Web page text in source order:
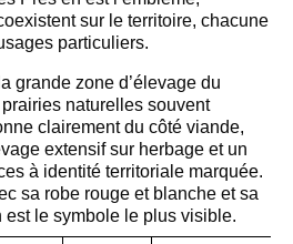
sur le territoire, chacune
particuliers.
grande zone d’élevage du
naturelles souvent
clairement du côté viande,
extensif sur herbage et un
à identité territoriale marquée.
sa robe rouge et blanche et sa
est le symbole le plus visible.